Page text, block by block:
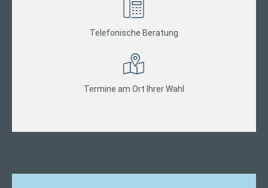
Telefonische Beratung
Termine am Ort Ihrer Wahl